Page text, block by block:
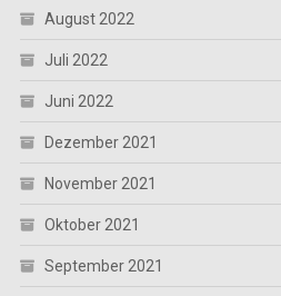
August 2022
Juli 2022
Juni 2022
Dezember 2021
November 2021
Oktober 2021
September 2021